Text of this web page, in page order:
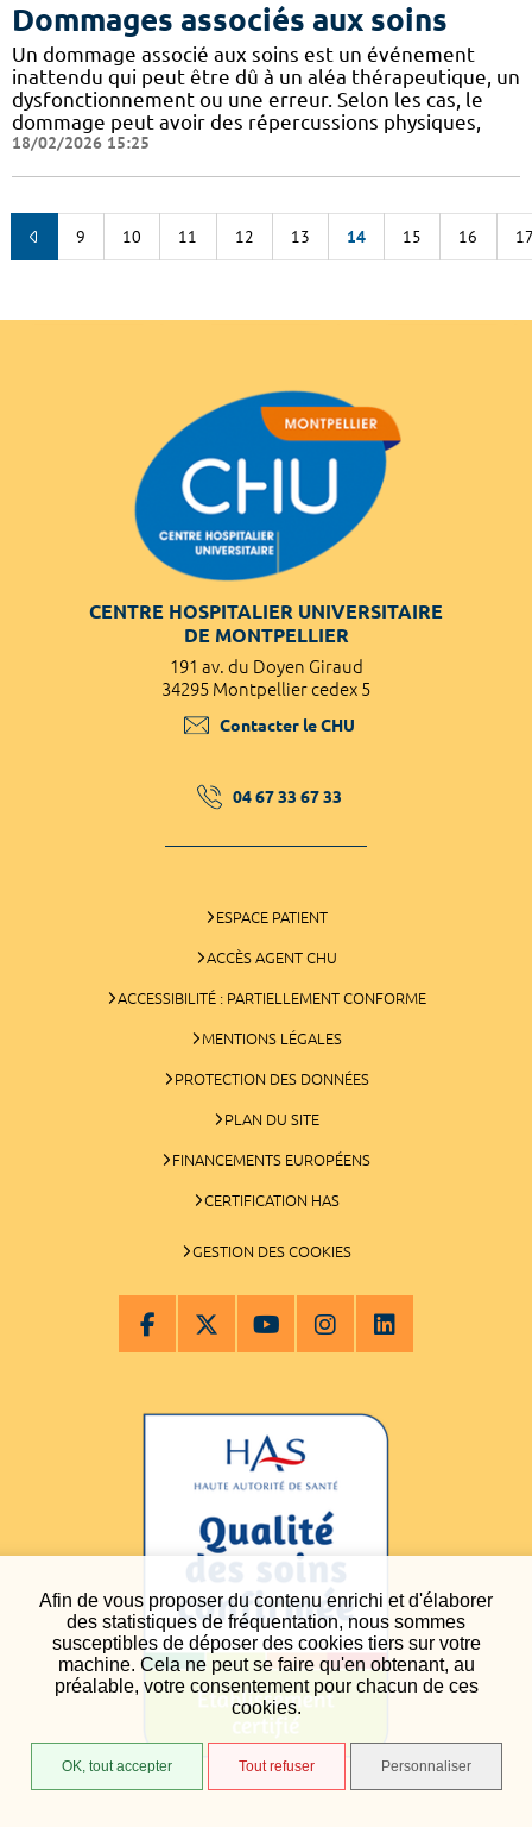
Afin de vous proposer du contenu enrichi et d'élaborer
des statistiques de fréquentation, nous sommes
susceptibles de déposer des cookies tiers sur votre
machine. Cela ne peut se faire qu'en obtenant, au
préalable, votre consentement pour chacun de ces
cookies.
OK, tout accepter Tout refuser Personnaliser
Dommages associés aux soins
Un dommage associé aux soins est un événement
inattendu qui peut être dû à un aléa thérapeutique, un
dysfonctionnement ou une erreur. Selon les cas, le
dommage peut avoir des répercussions physiques,
18/02/2026 15:25
9 10 11 12 13 14 15 16
CENTRE HOSPITALIER UNIVERSITAIRE
DE MONTPELLIER
191 av. du Doyen Giraud
34295 Montpellier cedex 5
Contacter le CHU
04 67 33 67 33
ESPACE PATIENT
ACCÈS AGENT CHU
ACCESSIBILITÉ : PARTIELLEMENT CONFORME
MENTIONS LÉGALES
PROTECTION DES DONNÉES
PLAN DU SITE
FINANCEMENTS EUROPÉENS
CERTIFICATION HAS
GESTION DES COOKIES